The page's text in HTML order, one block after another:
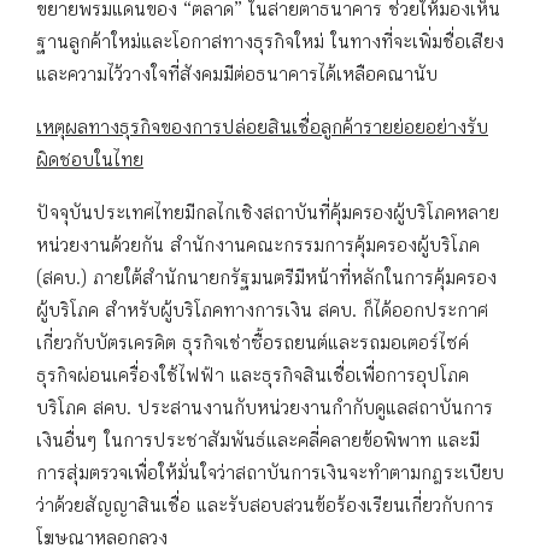
ขยายพรมแดนของ “ตลาด” ในสายตาธนาคาร ช่วยให้มองเห็น
ฐานลูกค้าใหม่และโอกาสทางธุรกิจใหม่ ในทางที่จะเพิ่มชื่อเสียง
และความไว้วางใจที่สังคมมีต่อธนาคารได้เหลือคณานับ
เหตุผลทางธุรกิจของการปล่อยสินเชื่อลูกค้ารายย่อยอย่างรับ
ผิดชอบในไทย
ปัจจุบันประเทศไทยมีกลไกเชิงสถาบันที่คุ้มครองผู้บริโภคหลาย
หน่วยงานด้วยกัน สำนักงานคณะกรรมการคุ้มครองผู้บริโภค
(สคบ.) ภายใต้สำนักนายกรัฐมนตรีมีหน้าที่หลักในการคุ้มครอง
ผู้บริโภค สำหรับผู้บริโภคทางการเงิน สคบ. ก็ได้ออกประกาศ
เกี่ยวกับบัตรเครดิต ธุรกิจเช่าซื้อรถยนต์และรถมอเตอร์ไซค์
ธุรกิจผ่อนเครื่องใช้ไฟฟ้า และธุรกิจสินเชื่อเพื่อการอุปโภค
บริโภค สคบ. ประสานงานกับหน่วยงานกำกับดูแลสถาบันการ
เงินอื่นๆ ในการประชาสัมพันธ์และคลี่คลายข้อพิพาท และมี
การสุ่มตรวจเพื่อให้มั่นใจว่าสถาบันการเงินจะทำตามกฎระเบียบ
ว่าด้วยสัญญาสินเชื่อ และรับสอบสวนข้อร้องเรียนเกี่ยวกับการ
โฆษณาหลอกลวง